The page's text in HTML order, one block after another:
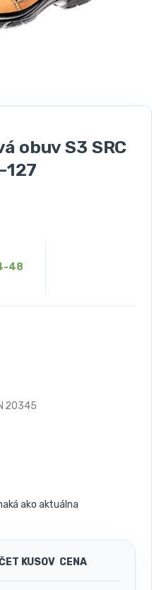
obuv S3 SRC
127
48
20345
ako aktuálna
KUSOV CENA